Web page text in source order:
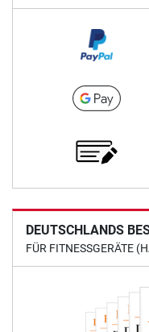
DEUTSCHLANDS
FÜR FITNESSGERÄTE